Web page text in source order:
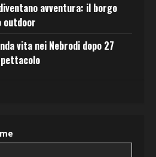
avventura: il borgo
outdoor
vita nei Nebrodi dopo 27